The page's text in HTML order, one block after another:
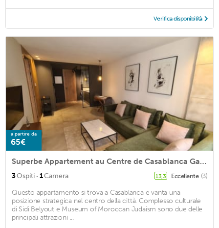
Verifica disponibilità
a partire da
65€
Superbe Appartement au Centre de Casablanca Gauthier
3Ospiti · 1Camera 13,3 Eccellente (3)
Questo appartamento si trova a Casablanca e vanta una
posizione strategica nel centro della città. Complesso culturale
di Sidi Belyout e Museum of Moroccan Judaism sono due delle
principali attrazioni ...